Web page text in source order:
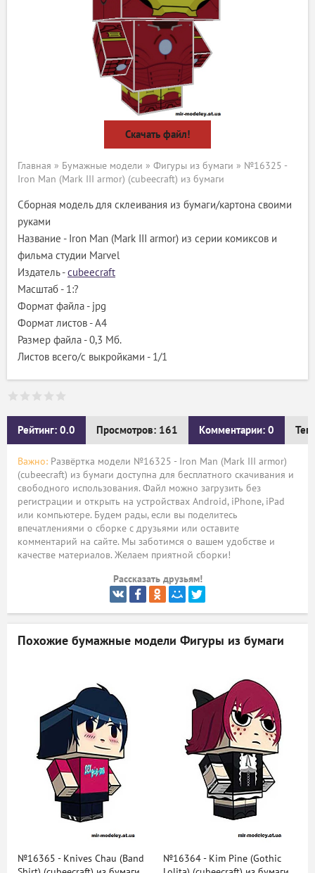
Скачать файл!
Главная » Бумажные модели » Фигуры из бумаги » №16325 -
Iron Man (Mark III armor) (cubeecraft) из бумаги
Сборная модель для склеивания из бумаги/картона своими
руками
Название - Iron Man (Mark III armor) из серии комиксов и
фильма студии Marvel
Издатель -cubeecraft
Масштаб - 1:?
Формат файла - jpg
Формат листов - A4
Размер файла - 0,3 Мб.
Листов всего/с выкройками - 1/1
Рейтинг: 0.0 Просмотров: 161 Комментарии: 0
Важно: Развёртка модели №16325 - Iron Man (Mark III armor)
(cubeecraft) из бумаги доступна для бесплатного скачивания и
свободного использования. Файл можно загрузить без
регистрации и открыть на устройствах Android, iPhone, iPad
или компьютере. Будем рады, если вы поделитесь
впечатлениями о сборке с друзьями или оставите
комментарий на сайте. Мы заботимся о вашем удобстве и
качестве материалов. Желаем приятной сборки!
Рассказать друзьям!
Похожие бумажные модели Фигуры из бумаги
№16365 - Knives Chau (Band
№16364 - Kim Pine (Gothic